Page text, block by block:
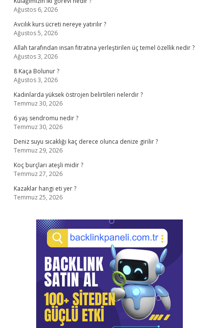
Ağustos 6, 2026
Avcılık kurs ücreti nereye yatırılır ?
Ağustos 5, 2026
Allah tarafından insan fıtratına yerleştirilen üç temel özellik nedir ?
Ağustos 3, 2026
8 Kaça Bolunur ?
Ağustos 3, 2026
Kadınlarda yüksek östrojen belirtileri nelerdir ?
Temmuz 30, 2026
6 yaş sendromu nedir ?
Temmuz 30, 2026
Deniz suyu sıcaklığı kaç derece olunca denize girilir ?
Temmuz 29, 2026
Koç burçları ateşli midir ?
Temmuz 27, 2026
Kazaklar hangi eti yer ?
Temmuz 25, 2026